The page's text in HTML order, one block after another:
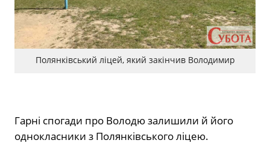
Полянківський ліцей, який закінчив Володимир
Гарні спогади про Володю залишили й його
однокласники з Полянківського ліцею.